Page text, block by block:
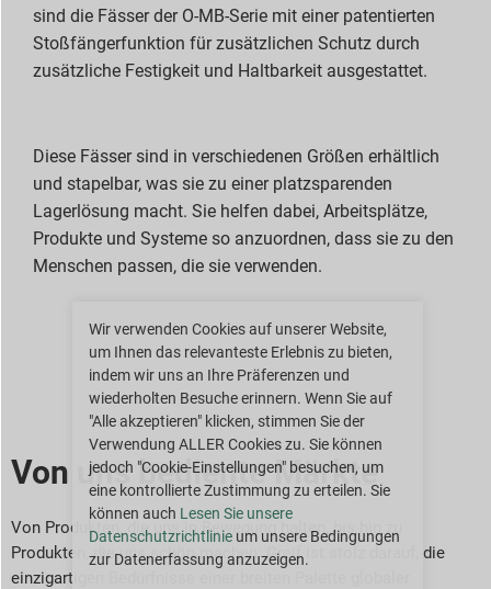
sind die Fässer der O-MB-Serie mit einer patentierten
Stoßfängerfunktion für zusätzlichen Schutz durch
zusätzliche Festigkeit und Haltbarkeit ausgestattet.
Diese Fässer sind in verschiedenen Größen erhältlich
und stapelbar, was sie zu einer platzsparenden
Lagerlösung macht. Sie helfen dabei, Arbeitsplätze,
Produkte und Systeme so anzuordnen, dass sie zu den
Menschen passen, die sie verwenden.
Von uns bediente Märkte
Von Produkten, die uns in Bewegung halten, bis hin zu
Produkten, die uns schön machen: Greif ist stolz darauf, die
einzigartigen Bedürfnisse einer breiten Palette globaler
Wir verwenden Cookies auf unserer Website,
um Ihnen das relevanteste Erlebnis zu bieten,
indem wir uns an Ihre Präferenzen und
wiederholten Besuche erinnern. Wenn Sie auf
"Alle akzeptieren" klicken, stimmen Sie der
Verwendung ALLER Cookies zu. Sie können
jedoch "Cookie-Einstellungen" besuchen, um
eine kontrollierte Zustimmung zu erteilen. Sie
können auch Lesen Sie unsere
Datenschutzrichtlinieum unsere Bedingungen
zur Datenerfassung anzuzeigen.